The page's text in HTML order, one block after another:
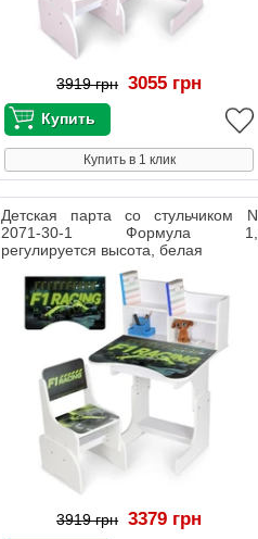
3919 грн 3055 грн
Купить в 1 клик
Детская парта со стульчиком N
2071-30-1 Формула 1,
регулируется высота, белая
3919 грн 3379 грн